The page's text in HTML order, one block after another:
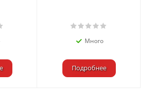
Много
Подробнее